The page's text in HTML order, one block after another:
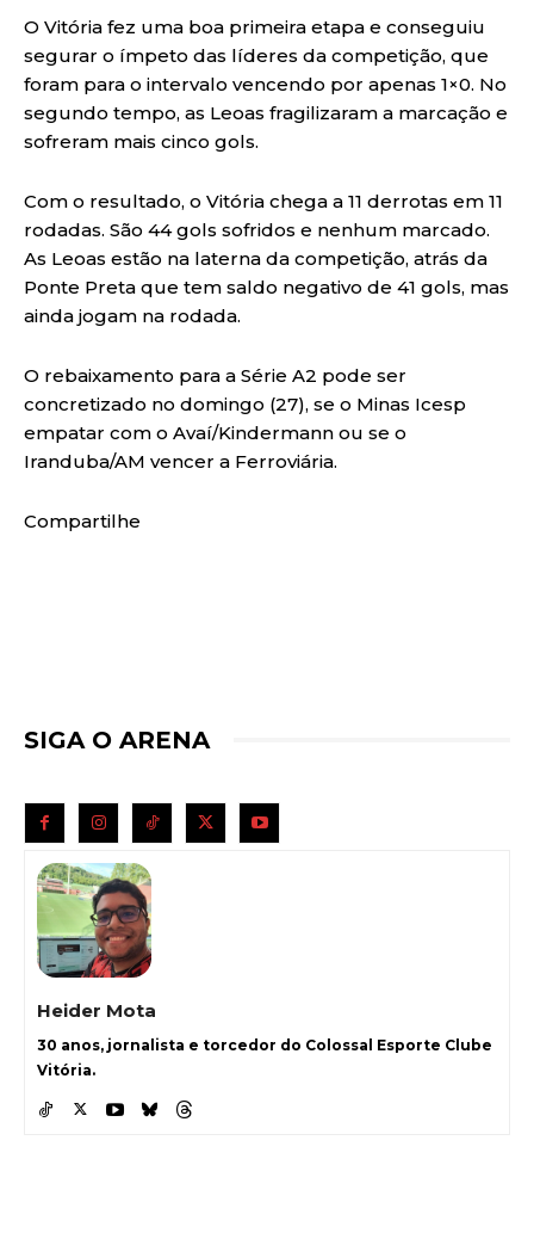
O Vitória fez uma boa primeira etapa e conseguiu
segurar o ímpeto das líderes da competição, que
foram para o intervalo vencendo por apenas 1×0. No
segundo tempo, as Leoas fragilizaram a marcação e
sofreram mais cinco gols.
Com o resultado, o Vitória chega a 11 derrotas em 11
rodadas. São 44 gols sofridos e nenhum marcado.
As Leoas estão na laterna da competição, atrás da
Ponte Preta que tem saldo negativo de 41 gols, mas
ainda jogam na rodada.
O rebaixamento para a Série A2 pode ser
concretizado no domingo (27), se o Minas Icesp
empatar com o Avaí/Kindermann ou se o
Iranduba/AM vencer a Ferroviária.
Compartilhe
SIGA O ARENA
Heider Mota
30 anos, jornalista e torcedor do Colossal Esporte Clube
Vitória.